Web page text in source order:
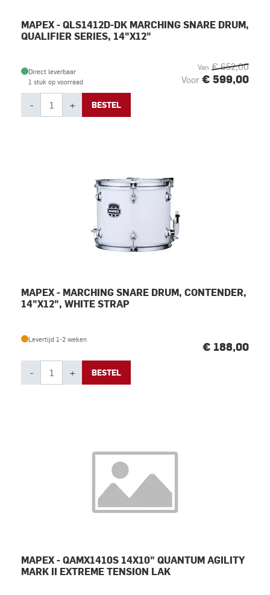
MAPEX - QLS1412D-DK MARCHING SNARE DRUM,
QUALIFIER SERIES, 14"X12"
Direct leverbaar
1 stuk op voorraad
Van € 652,00
Voor € 599,00
- + BESTEL
MAPEX - MARCHING SNARE DRUM, CONTENDER,
14"X12", WHITE STRAP
Levertijd 1-2 weken
€ 188,00
- + BESTEL
MAPEX - QAMX1410S 14X10" QUANTUM AGILITY
MARK II EXTREME TENSION LAK